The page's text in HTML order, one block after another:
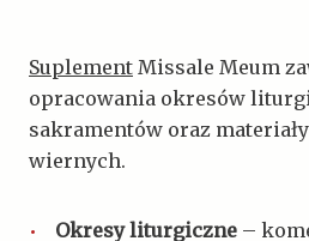
Suplement Missale Meum
opracowania okresów
sakramentów oraz
wiernych.
Okresy liturgiczne –